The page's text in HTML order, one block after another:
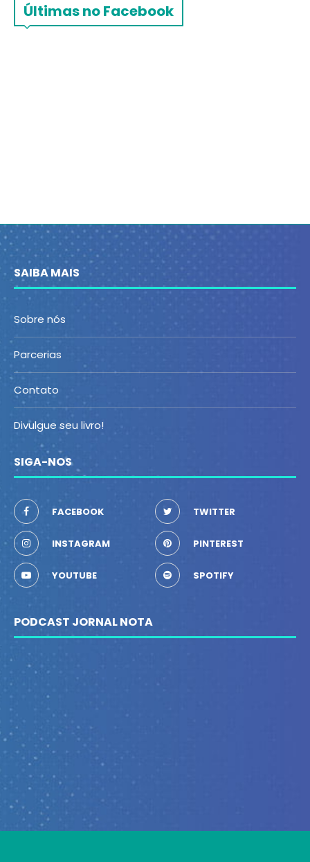
Últimas no Facebook
SAIBA MAIS
Sobre nós
Parcerias
Contato
Divulgue seu livro!
SIGA-NOS
FACEBOOK TWITTER
INSTAGRAM PINTEREST
YOUTUBE SPOTIFY
PODCAST JORNAL NOTA